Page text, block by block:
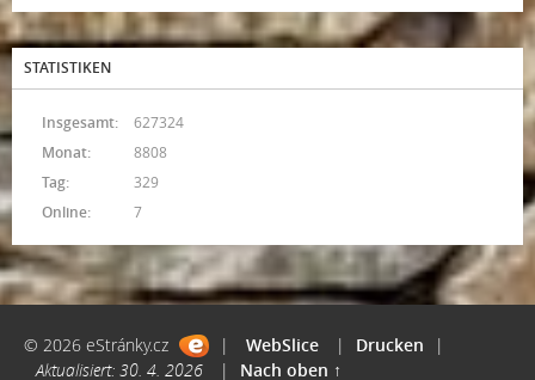
STATISTIKEN
Online: 7
Insgesamt:
627324
Monat:
8808
Tag:
329
© 2026 eStránky.cz | WebSlice | Drucken
|
Aktualisiert: 30. 4. 2026
| Nach oben ↑